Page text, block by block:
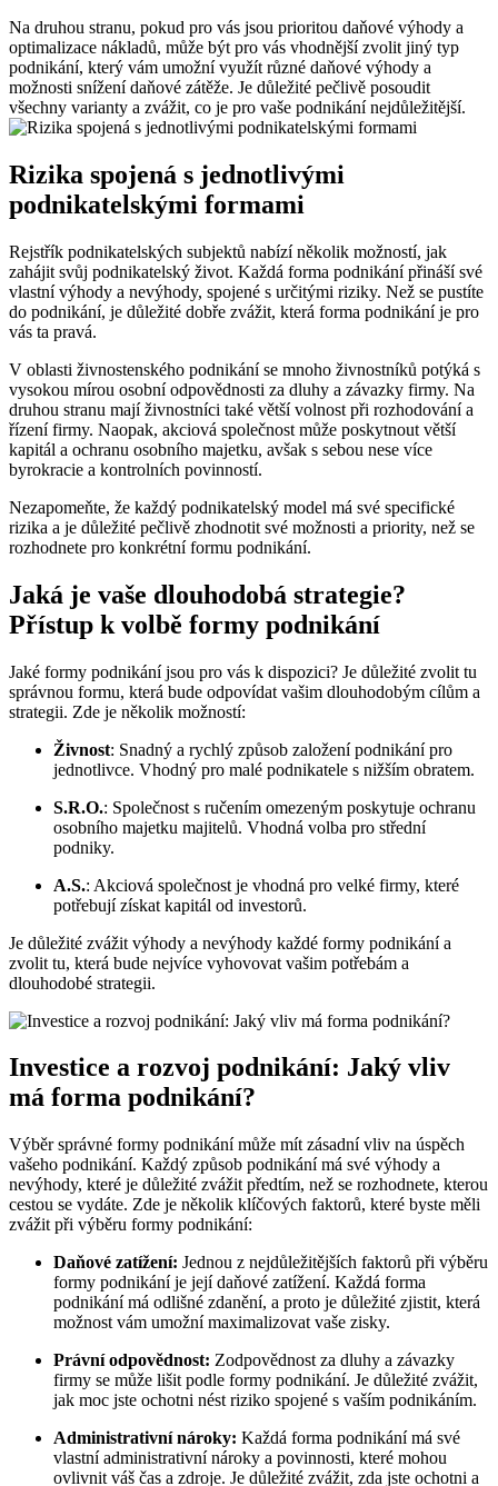
Na druhou stranu, pokud pro vás jsou prioritou daňové výhody a
optimalizace nákladů, může být pro vás vhodnější zvolit jiný typ
podnikání, který vám umožní využít různé daňové výhody a
možnosti snížení daňové zátěže. Je důležité pečlivě posoudit
všechny varianty a zvážit, co je pro vaše podnikání nejdůležitější.
Rizika spojená s jednotlivými
podnikatelskými formami
Rejstřík podnikatelských subjektů nabízí několik možností, jak
zahájit svůj podnikatelský život. Každá forma podnikání přináší své
vlastní výhody a nevýhody, spojené s určitými riziky. Než se pustíte
do podnikání, je důležité dobře zvážit, která forma podnikání je pro
vás ta pravá.
V oblasti živnostenského podnikání se mnoho živnostníků potýká s
vysokou mírou osobní odpovědnosti za dluhy a závazky firmy. Na
druhou stranu mají živnostníci také větší volnost při rozhodování a
řízení firmy. Naopak, akciová společnost může poskytnout větší
kapitál a ochranu osobního majetku, avšak s sebou nese více
byrokracie a kontrolních povinností.
Nezapomeňte, že každý podnikatelský model má své specifické
rizika a je důležité pečlivě zhodnotit své možnosti a priority, než se
rozhodnete pro konkrétní formu podnikání.
Jaká je vaše dlouhodobá strategie?
Přístup k volbě formy podnikání
Jaké formy podnikání jsou pro vás k dispozici? Je důležité zvolit tu
správnou formu, která bude odpovídat vašim dlouhodobým cílům a
strategii. Zde je několik možností:
Živnost: Snadný a rychlý způsob založení podnikání pro
jednotlivce. Vhodný pro malé podnikatele s nižším obratem.
S.R.O.: Společnost s ručením omezeným poskytuje ochranu
osobního majetku majitelů. Vhodná volba pro střední
podniky.
A.S.: Akciová společnost je vhodná pro velké firmy, které
potřebují získat kapitál od investorů.
Je důležité zvážit výhody a nevýhody každé formy podnikání a
zvolit tu, která bude nejvíce vyhovovat vašim potřebám a
dlouhodobé strategii.
Investice a rozvoj podnikání: Jaký vliv
má forma podnikání?
Výběr správné formy podnikání může mít zásadní vliv na úspěch
vašeho podnikání. Každý způsob podnikání má své výhody a
nevýhody, které je důležité zvážit předtím, než se rozhodnete, kterou
cestou se vydáte. Zde je několik klíčových faktorů, které byste měli
zvážit při výběru formy podnikání:
Daňové zatížení: Jednou z nejdůležitějších faktorů při výběru
formy podnikání je její daňové zatížení. Každá forma
podnikání má odlišné zdanění, a proto je důležité zjistit, která
možnost vám umožní maximalizovat vaše zisky.
Právní odpovědnost: Zodpovědnost za dluhy a závazky
firmy se může lišit podle formy podnikání. Je důležité zvážit,
jak moc jste ochotni nést riziko spojené s vaším podnikáním.
Administrativní nároky: Každá forma podnikání má své
vlastní administrativní nároky a povinnosti, které mohou
ovlivnit váš čas a zdroje. Je důležité zvážit, zda jste ochotni a